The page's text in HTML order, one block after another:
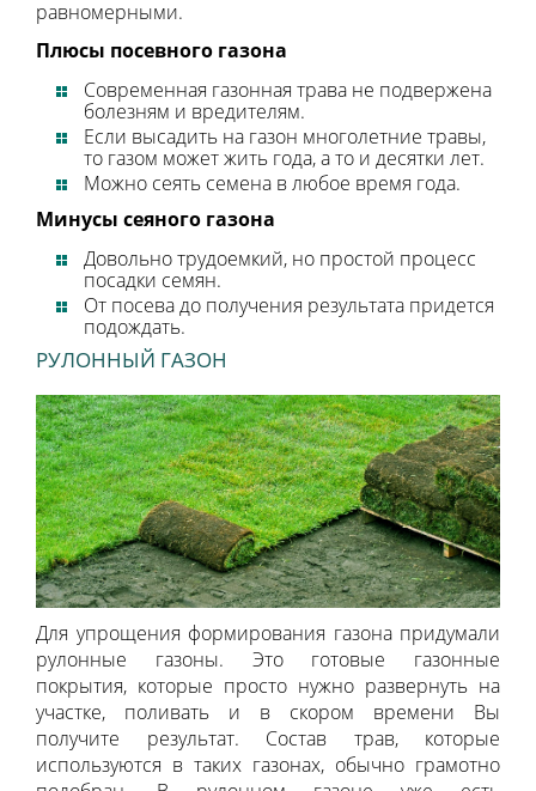
равномерными.
Плюсы посевного газона
Современная газонная трава не подвержена
болезням и вредителям.
Если высадить на газон многолетние травы,
то газом может жить года, а то и десятки лет.
Можно сеять семена в любое время года.
Минусы сеяного газона
Довольно трудоемкий, но простой процесс
посадки семян.
От посева до получения результата придется
подождать.
РУЛОННЫЙ ГАЗОН
Для упрощения формирования газона придумали
рулонные газоны. Это готовые газонные
покрытия, которые просто нужно развернуть на
участке, поливать и в скором времени Вы
получите результат. Состав трав, которые
используются в таких газонах, обычно грамотно